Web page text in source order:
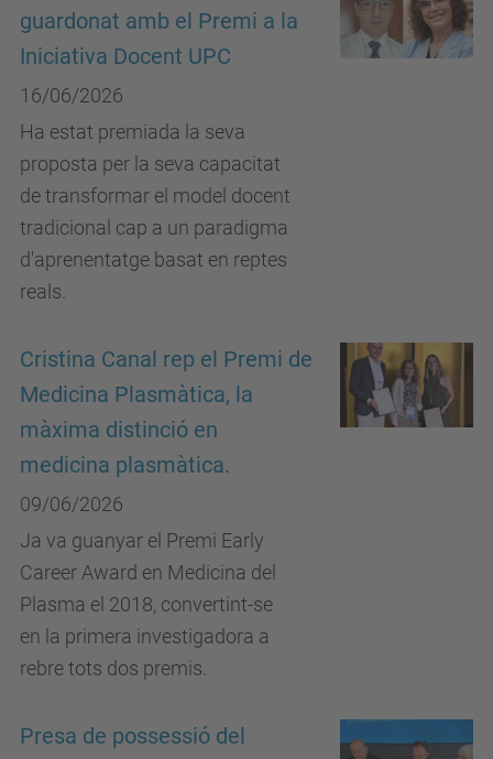
guardonat amb el Premi a la
Iniciativa Docent UPC
16/06/2026
Ha estat premiada la seva
proposta per la seva capacitat
de transformar el model docent
tradicional cap a un paradigma
d'aprenentatge basat en reptes
reals.
Cristina Canal rep el Premi de
Medicina Plasmàtica, la
màxima distinció en
medicina plasmàtica.
09/06/2026
Ja va guanyar el Premi Early
Career Award en Medicina del
Plasma el 2018, convertint-se
en la primera investigadora a
rebre tots dos premis.
Presa de possessió del